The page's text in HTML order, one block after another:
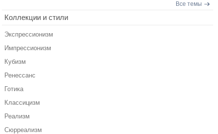
Все темы
Коллекции и стили
Экспрессионизм
Импрессионизм
Кубизм
Ренессанс
Готика
Классицизм
Реализм
Сюрреализм